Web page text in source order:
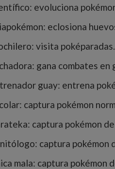
evoluciona
eclosiona
visita poképaradas.
gana combates en
guay: entrena
captura pokémon
captura pokémon
captura pokémon
mala: captura pokémon